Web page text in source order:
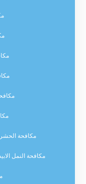
مكافحة
مكافحة النمل